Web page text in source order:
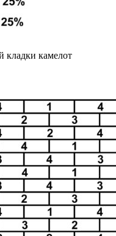
кладки камелот